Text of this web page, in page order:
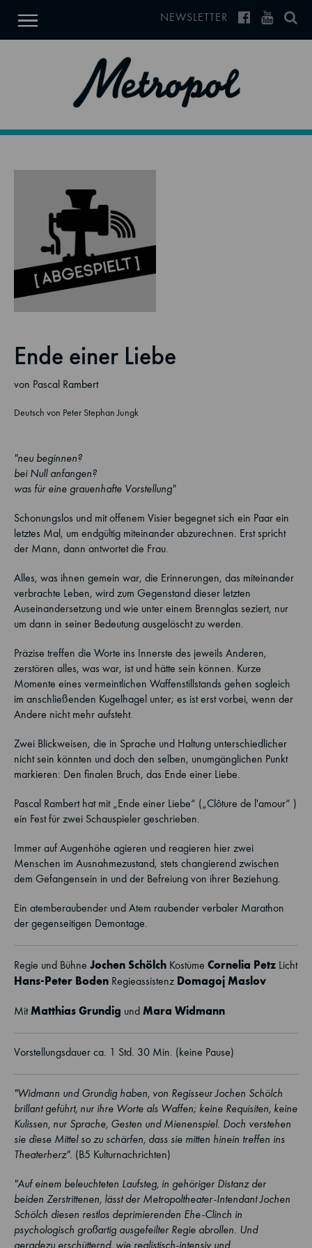
NEWSLETTER
Ende einer Liebe
von Pascal Rambert
Deutsch von Peter Stephan Jungk
"neu beginnen?
bei Null anfangen?
was für eine grauenhafte Vorstellung"
Schonungslos und mit offenem Visier begegnet sich ein Paar ein
letztes Mal, um endgültig miteinander abzurechnen. Erst spricht
der Mann, dann antwortet die Frau.
Alles, was ihnen gemein war, die Erinnerungen, das miteinander
verbrachte Leben, wird zum Gegenstand dieser letzten
Auseinandersetzung und wie unter einem Brennglas seziert, nur
um dann in seiner Bedeutung ausgelöscht zu werden.
Präzise treffen die Worte ins Innerste des jeweils Anderen,
zerstören alles, was war, ist und hätte sein können. Kurze
Momente eines vermeintlichen Waffenstillstands gehen sogleich
im anschließenden Kugelhagel unter; es ist erst vorbei, wenn der
Andere nicht mehr aufsteht.
Zwei Blickweisen, die in Sprache und Haltung unterschiedlicher
nicht sein könnten und doch den selben, unumgänglichen Punkt
markieren: Den finalen Bruch, das Ende einer Liebe.
Pascal Rambert hat mit „Ende einer Liebe“ („Clôture de l'amour“ )
ein Fest für zwei Schauspieler geschrieben.
Immer auf Augenhöhe agieren und reagieren hier zwei
Menschen im Ausnahmezustand, stets changierend zwischen
dem Gefangensein in und der Befreiung von ihrer Beziehung.
Ein atemberaubender und Atem raubender verbaler Marathon
der gegenseitigen Demontage.
Regie und Bühne Jochen Schölch Kostüme Cornelia Petz Licht
Hans-Peter Boden Regieassistenz Domagoj Maslov
MitMatthias Grundig und Mara Widmann
Vorstellungsdauer ca. 1 Std. 30 Min. (keine Pause)
"Widmann und Grundig haben, von Regisseur Jochen Schölch
brillant geführt, nur ihre Worte als Waffen; keine Requisiten, keine
Kulissen, nur Sprache, Gesten und Mienenspiel. Doch verstehen
sie diese Mittel so zu schärfen, dass sie mitten hinein treffen ins
Theaterherz". (B5 Kulturnachrichten)
"Auf einem beleuchteten Laufsteg, in gehöriger Distanz der
beiden Zerstrittenen, lässt der Metropoltheater-Intendant Jochen
Schölch diesen restlos deprimierenden Ehe-Clinch in
psychologisch großartig ausgefeilter Regie abrollen. Und
geradezu erschütternd, wie realistisch-intensiv und